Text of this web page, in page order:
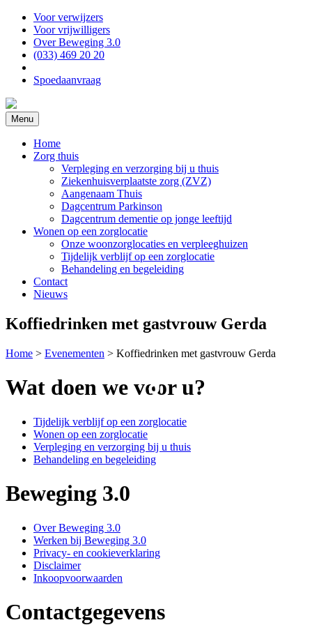
Voor verwijzers
Voor vrijwilligers
Over Beweging 3.0
(033) 469 20 20
Spoedaanvraag
Menu
Home
Zorg thuis
Verpleging en verzorging bij u thuis
Ziekenhuisverplaatste zorg (ZVZ)
Aangenaam Thuis
Dagcentrum Parkinson
Dagcentrum dementie op jonge leeftijd
Wonen op een zorglocatie
Onze woonzorglocaties en verpleeghuizen
Tijdelijk verblijf op een zorglocatie
Behandeling en begeleiding
Contact
Nieuws
Koffiedrinken met gastvrouw Gerda
Home > Evenementen > Koffiedrinken met gastvrouw Gerda
Wat doen we voor u?
Tijdelijk verblijf op een zorglocatie
Wonen op een zorglocatie
Verpleging en verzorging bij u thuis
Behandeling en begeleiding
Beweging 3.0
Over Beweging 3.0
Werken bij Beweging 3.0
Privacy- en cookieverklaring
Disclaimer
Inkoopvoorwaarden
Contactgegevens